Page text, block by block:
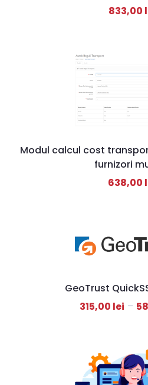
833,00
Modul calcul cost
furnizori
638,00
GeoTrust
315,00 lei –